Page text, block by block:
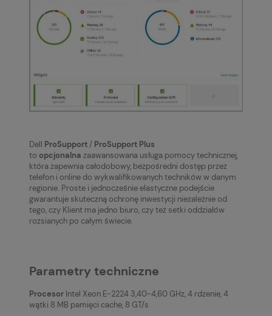
Dell ProSupport / ProSupport Plus
to opcjonalna zaawansowana usługa pomocy technicznej,
która zapewnia całodobowy, bezpośredni dostęp przez
telefon i online do wykwalifikowanych techników w danym
regionie. Proste i jednocześnie elastyczne podejście
gwarantuje skuteczną ochronę inwestycji niezależnie od
tego, czy Klient ma jedno biuro, czy też setki oddziałów
rozsianych po całym świecie.
Parametry techniczne
Procesor Intel Xeon E-2224 3,40-4,60 GHz, 4 rdzenie, 4
wątki 8 MB pamięci cache, 8 GT/s